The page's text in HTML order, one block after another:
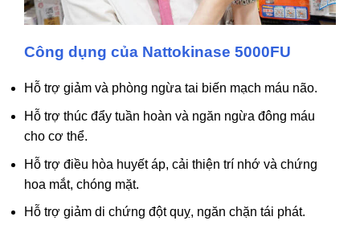
Công dụng của Nattokinase 5000FU
Hỗ trợ giảm và phòng ngừa tai biến mạch máu não.
Hỗ trợ thúc đẩy tuần hoàn và ngăn ngừa đông máu
cho cơ thể.
Hỗ trợ điều hòa huyết áp, cải thiện trí nhớ và chứng
hoa mắt, chóng mặt.
Hỗ trợ giảm di chứng đột quỵ, ngăn chặn tái phát.